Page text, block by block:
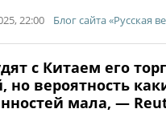
22:00 Блог сайта «Русская
с Китаем его
но вероятность
мала, —